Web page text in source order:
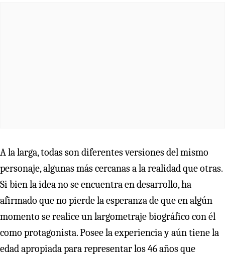
A la larga, todas son diferentes versiones del mismo
personaje, algunas más cercanas a la realidad que otras.
Si bien la idea no se encuentra en desarrollo, ha
afirmado queno pierde la esperanza de que en algún
momento se realice un largometraje biográfico con él
como protagonista. Posee la experiencia y aún tiene la
edad apropiada para representar los 46 años que